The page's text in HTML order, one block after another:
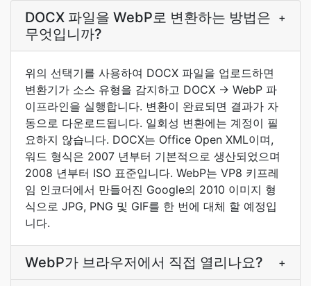
DOCX 파일을 WebP로 변환하는 방법은
무엇입니까?
+
위의 선택기를 사용하여 DOCX 파일을 업로드하면
변환기가 소스 유형을 감지하고 DOCX → WebP 파
이프라인을 실행합니다. 변환이 완료되면 결과가 자
동으로 다운로드됩니다. 일회성 변환에는 계정이 필
요하지 않습니다. DOCX는 Office Open XML이며,
워드 형식은 2007 년부터 기본적으로 생산되었으며
2008 년부터 ISO 표준입니다. WebP는 VP8 키프레
임 인코더에서 만들어진 Google의 2010 이미지 형
식으로 JPG, PNG 및 GIF를 한 번에 대체 할 예정입
니다.
WebP가 브라우저에서 직접 열리나요? +